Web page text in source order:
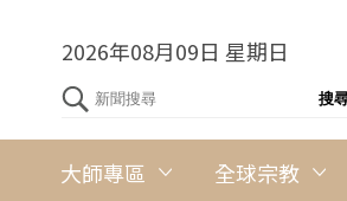
2026年08月09日 星期日
大師專區 全球宗教